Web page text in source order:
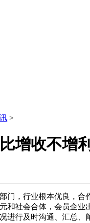
>
增收不增
，行业根本优良，合
和社会合体，会员企
行及时沟通、汇总